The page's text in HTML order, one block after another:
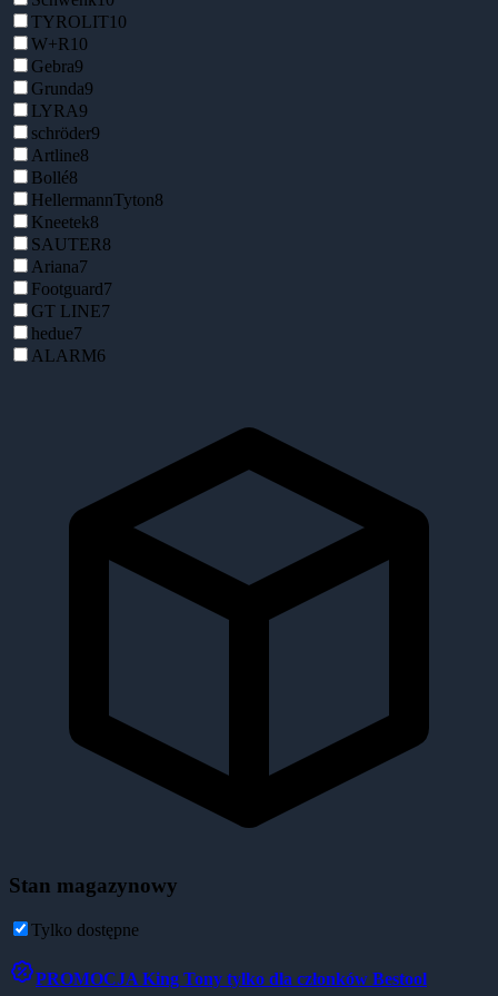
TYROLIT10
W+R 10
Gebra9
Grunda9
LYRA9
schröder9
Artline8
Bollé8
HellermannTyton8
Kneetek8
SAUTER8
Ariana7
Footguard7
GT LINE7
hedue7
ALARM6
Stan magazynowy
Tylko dostępne
PROMOCJA King Tony tylko dla członków Bestool